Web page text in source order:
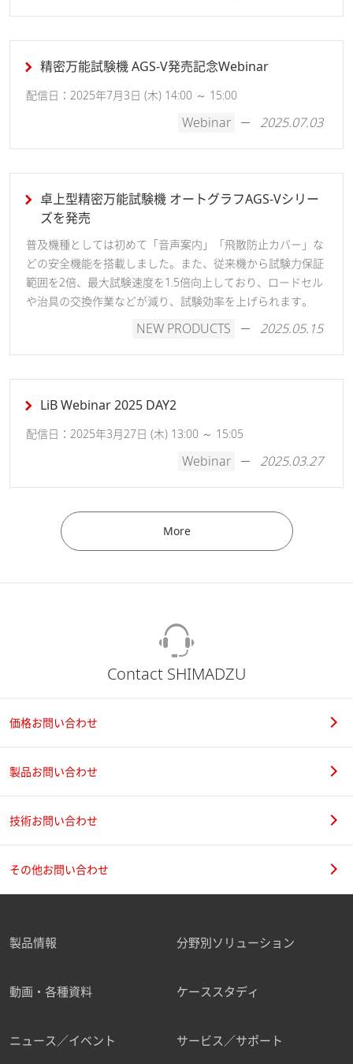
精密万能試験機 AGS-V発売記念Webinar
配信日：2025年7月3日 (木) 14:00 ～ 15:00
Webinar 2025.07.03
卓上型精密万能試験機 オートグラフAGS-Vシリー
ズを発売
普及機種としては初めて「音声案内」「飛散防止カバー」な
どの安全機能を搭載しました。また、従来機から試験力保証
範囲を2倍、最大試験速度を1.5倍向上しており、ロードセル
や治具の交換作業などが減り、試験効率を上げられます。
NEW PRODUCTS 2025.05.15
LiB Webinar 2025 DAY2
配信日：2025年3月27日 (木) 13:00 ～ 15:05
Webinar 2025.03.27
More
Contact SHIMADZU
価格お問い合わせ
製品お問い合わせ
技術お問い合わせ
その他お問い合わせ
製品情報 分野別ソリューション
動画・各種資料 ケーススタディ
ニュース／イベント サービス／サポート